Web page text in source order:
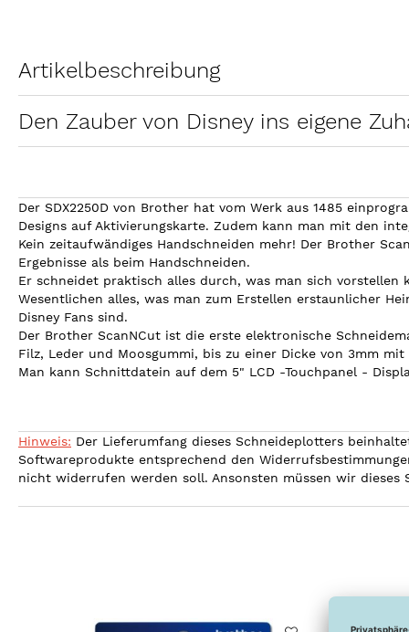
Artikelbeschreibung
Den Zauber von Disney ins eigene
Der SDX2250D von Brother hat vom Werk aus 1485
Designs auf Aktivierungskarte. Zudem kann man mit den
Kein zeitaufwändiges Handschneiden mehr! Der Brother
Ergebnisse als beim Handschneiden.
Er schneidet praktisch alles durch, was man sich
Wesentlichen alles, was man zum Erstellen erstaunlicher
Disney Fans sind.
Der Brother ScanNCut ist die erste elektronische
Filz, Leder und Moosgummi, bis zu einer Dicke von 3mm
Man kann Schnittdatein auf dem 5" LCD -Touchpanel -
Hinweis: Der Lieferumfang dieses Schneideplotters
Softwareprodukte entsprechend den
nicht widerrufen werden soll. Ansonsten müssen wir